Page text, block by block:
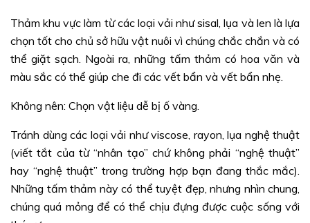
Thảm khu vực làm từ các loại vải như sisal, lụa và len là lựa
chọn tốt cho chủ sở hữu vật nuôi vì chúng chắc chắn và có
thể giặt sạch. Ngoài ra, những tấm thảm có hoa văn và
màu sắc có thể giúp che đi các vết bẩn và vết bẩn nhẹ.
Không nên: Chọn vật liệu dễ bị ố vàng.
Tránh dùng các loại vải như viscose, rayon, lụa nghệ thuật
(viết tắt của từ “nhân tạo” chứ không phải “nghệ thuật”
hay “nghệ thuật” trong trường hợp bạn đang thắc mắc).
Những tấm thảm này có thể tuyệt đẹp, nhưng nhìn chung,
chúng quá mỏng để có thể chịu đựng được cuộc sống với